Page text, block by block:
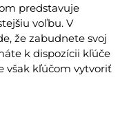
predstavuje
voľbu. V
že zabudnete svoj
k dispozícii kľúče
však kľúčom vytvoriť